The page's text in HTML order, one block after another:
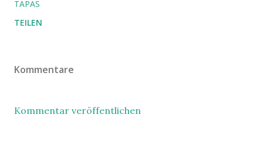
TAPAS
TEILEN
Kommentare
Kommentar veröffentlichen